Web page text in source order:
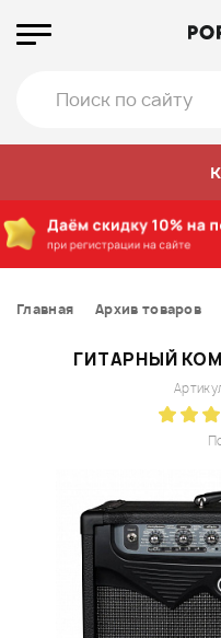
Главная Архив товаров
ГИТАРНЫЙ